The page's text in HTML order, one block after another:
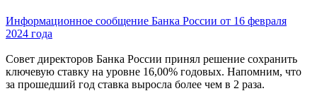
Информационное сообщение Банка России от 16 февраля
2024 года
Совет директоров Банка России принял решение сохранить
ключевую ставку на уровне 16,00% годовых. Напомним, что
за прошедший год ставка выросла более чем в 2 раза.